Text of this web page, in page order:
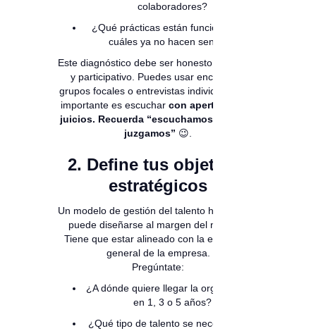
colaboradores?
¿Qué prácticas están funcionando y
cuáles ya no hacen sentido?
Este diagnóstico debe ser honesto, profundo
y participativo. Puedes usar encuestas,
grupos focales o entrevistas individuales. Lo
importante es escuchar con apertura y sin
juicios. Recuerda “escuchamos, pero no
juzgamos” 😉.
2. Define tus objetivos
estratégicos
Un modelo de gestión del talento humano no
puede diseñarse al margen del negocio.
Tiene que estar alineado con la estrategia
general de la empresa.
Pregúntate:
¿A dónde quiere llegar la organización
en 1, 3 o 5 años?
¿Qué tipo de talento se necesita para